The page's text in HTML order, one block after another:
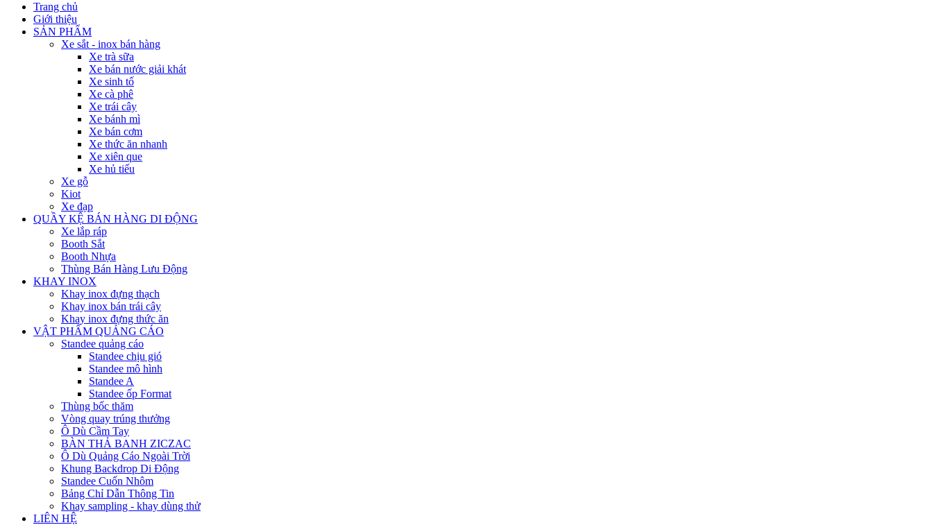
Trang chủ
Giới thiệu
SẢN PHẨM
Xe sắt - inox bán hàng
Xe trà sữa
Xe bán nước giải khát
Xe sinh tố
Xe cà phê
Xe trái cây
Xe bánh mì
Xe bán cơm
Xe thức ăn nhanh
Xe xiên que
Xe hủ tiếu
Xe gỗ
Kiot
Xe đạp
QUẦY KỆ BÁN HÀNG DI ĐỘNG
Xe lắp ráp
Booth Sắt
Booth Nhựa
Thùng Bán Hàng Lưu Động
KHAY INOX
Khay inox đựng thạch
Khay inox bán trái cây
Khay inox đựng thức ăn
VẬT PHẨM QUẢNG CÁO
Standee quảng cáo
Standee chịu gió
Standee mô hình
Standee A
Standee ốp Format
Thùng bốc thăm
Vòng quay trúng thưởng
Ô Dù Cầm Tay
BÀN THẢ BANH ZICZAC
Ô Dù Quảng Cáo Ngoài Trời
Khung Backdrop Di Động
Standee Cuốn Nhôm
Bảng Chỉ Dẫn Thông Tin
Khay sampling - khay dùng thử
LIÊN HỆ